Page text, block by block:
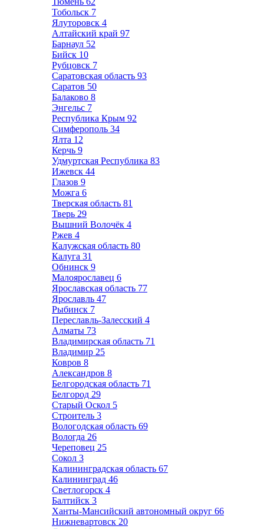
Тобольск 7
Ялуторовск 4
Алтайский край 97
Барнаул 52
Бийск 10
Рубцовск 7
Саратовская область 93
Саратов 50
Балаково 8
Энгельс 7
Республика Крым 92
Симферополь 34
Ялта 12
Керчь 9
Удмуртская Республика 83
Ижевск 44
Глазов 9
Можга 6
Тверская область 81
Тверь 29
Вышний Волочёк 4
Ржев 4
Калужская область 80
Калуга 31
Обнинск 9
Малоярославец 6
Ярославская область 77
Ярославль 47
Рыбинск 7
Переславль-Залесский 4
Алматы 73
Владимирская область 71
Владимир 25
Ковров 8
Александров 8
Белгородская область 71
Белгород 29
Старый Оскол 5
Строитель 3
Вологодская область 69
Вологда 26
Череповец 25
Сокол 3
Калининградская область 67
Калининград 46
Светлогорск 4
Балтийск 3
Ханты-Мансийский автономный округ 66
Нижневартовск 20